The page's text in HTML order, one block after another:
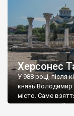
Херсонес
У 988 році, після
князь Володимир
місто. Саме
диктувати свої